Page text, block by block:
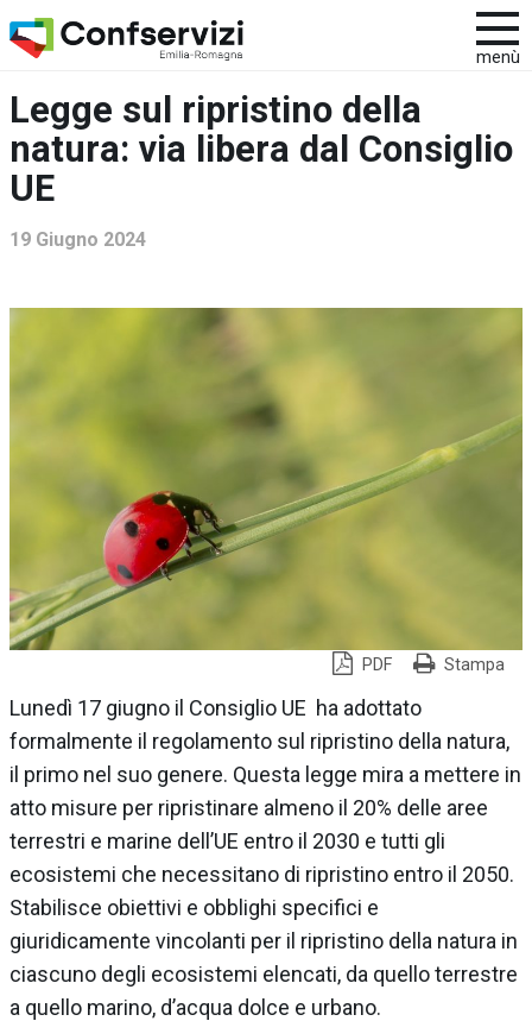
menù
Legge sul ripristino della
natura: via libera dal Consiglio
UE
19 Giugno 2024
PDF Stampa
Lunedì 17 giugno il Consiglio UE ha adottato
formalmente il regolamento sul ripristino della natura,
il primo nel suo genere. Questa legge mira a mettere in
atto misure per ripristinare almeno il 20% delle aree
terrestri e marine dell’UE entro il 2030 e tutti gli
ecosistemi che necessitano di ripristino entro il 2050.
Stabilisce obiettivi e obblighi specifici e
giuridicamente vincolanti per il ripristino della natura in
ciascuno degli ecosistemi elencati, da quello terrestre
a quello marino, d’acqua dolce e urbano.